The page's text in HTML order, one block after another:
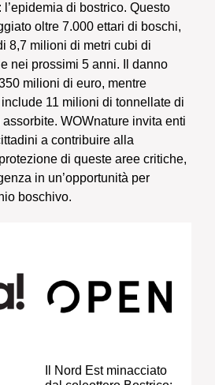
di bostrico. Questo
oltre 7.000 ettari di boschi,
8,7 milioni di metri cubi di
nei prossimi 5 anni. Il danno
milioni di euro, mentre
include 11 milioni di tonnellate di
WOWnature invita enti
a contribuire alla
di queste aree critiche,
in un’opportunità per
boschivo.
Il Nord Est minacciato